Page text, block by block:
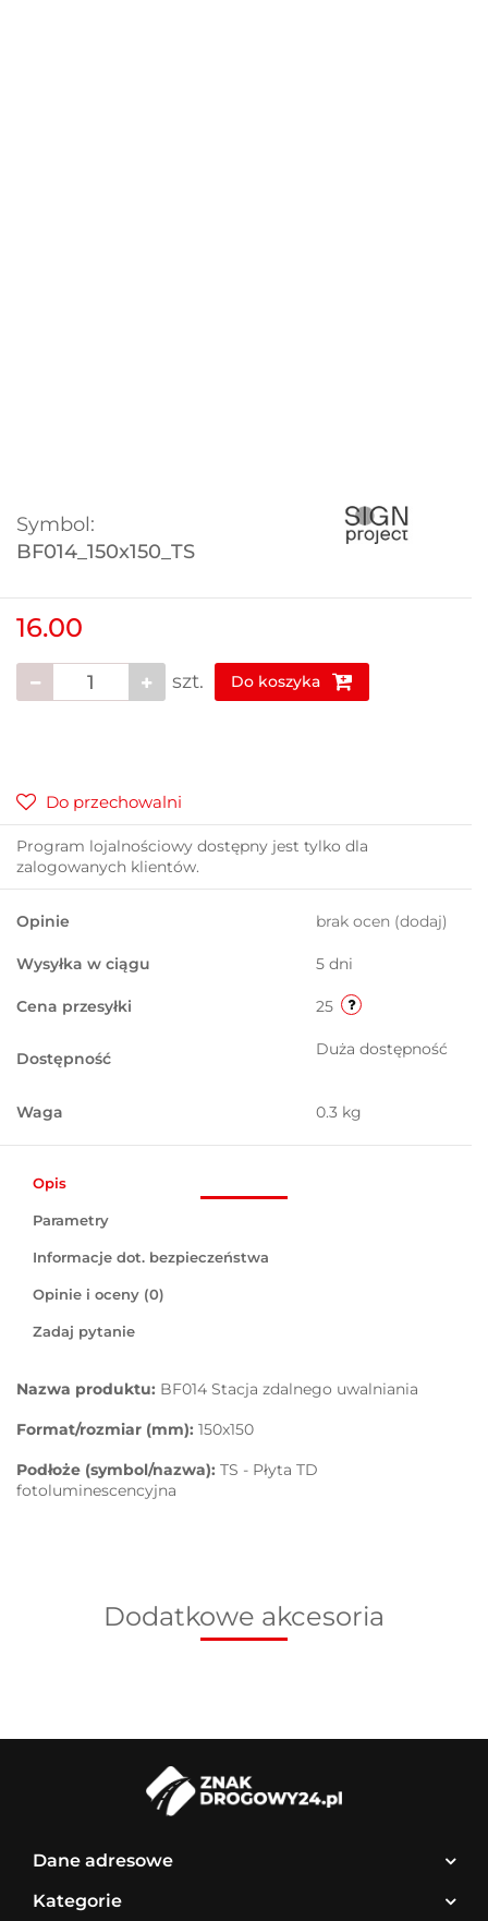
Symbol:
BF014_150x150_TS
16.00
szt. Do koszyka
Do przechowalni
Program lojalnościowy dostępny jest tylko dla
zalogowanych klientów.
Opinie brak ocen (dodaj)
Wysyłka w ciągu 5 dni
Cena przesyłki 25
Dostępność Duża dostępność
Waga 0.3 kg
Opis
Parametry
Informacje dot. bezpieczeństwa
Opinie i oceny (0)
Zadaj pytanie
Nazwa produktu: BF014 Stacja zdalnego uwalniania
Format/rozmiar (mm): 150x150
Podłoże (symbol/nazwa): TS - Płyta TD
fotoluminescencyjna
Dodatkowe akcesoria
Dane adresowe
Kategorie